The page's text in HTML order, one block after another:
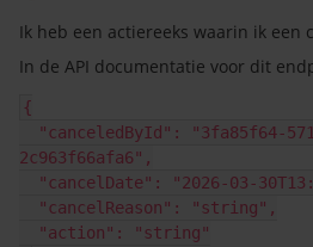
Ik heb een actiereeks waarin ik een
In de API documentatie voor dit
{
2c963f66afa6",
"cancelDate": "2026-03-
  "cancelReason": "string",
  "action": "string"